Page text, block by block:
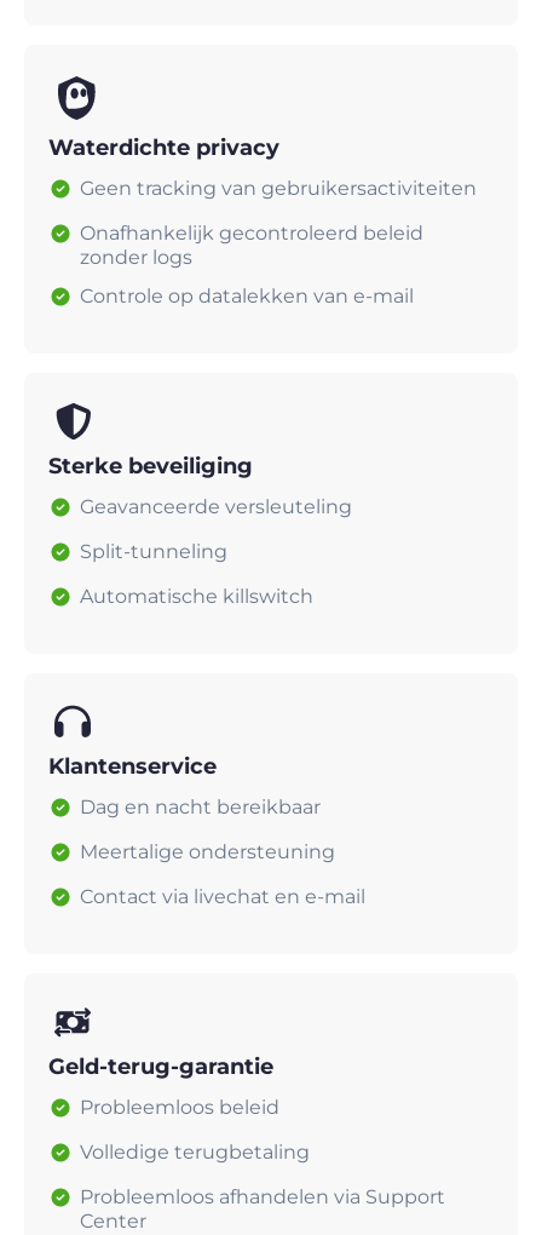
Waterdichte privacy
Geen tracking van gebruikersactiviteiten
Onafhankelijk gecontroleerd beleid
zonder logs
Controle op datalekken van e-mail
Sterke beveiliging
Geavanceerde versleuteling
Split-tunneling
Automatische killswitch
Klantenservice
Dag en nacht bereikbaar
Meertalige ondersteuning
Contact via livechat en e-mail
Geld-terug-garantie
Probleemloos beleid
Volledige terugbetaling
Probleemloos afhandelen via Support
Center